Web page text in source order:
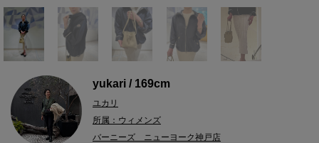
yukari / 169cm
ユカリ
所属：ウィメンズ
バーニーズ ニューヨーク神戸店